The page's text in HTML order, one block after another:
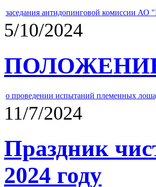
заседания антидопинговой комиссии АО
5/10/2024
о проведении испытаний племенных
11/7/2024
Праздник
2024 году